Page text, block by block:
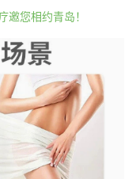
您相约青岛！